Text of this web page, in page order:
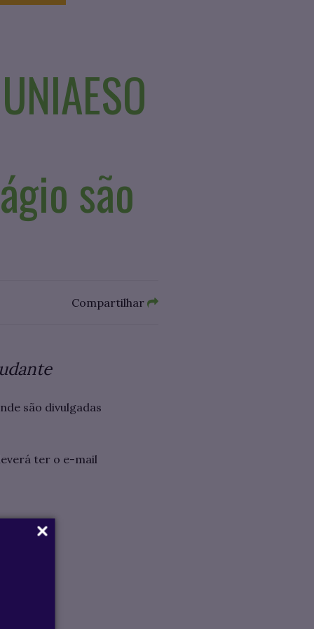
são
Compartilhar
são divulgadas
ter o e-mail